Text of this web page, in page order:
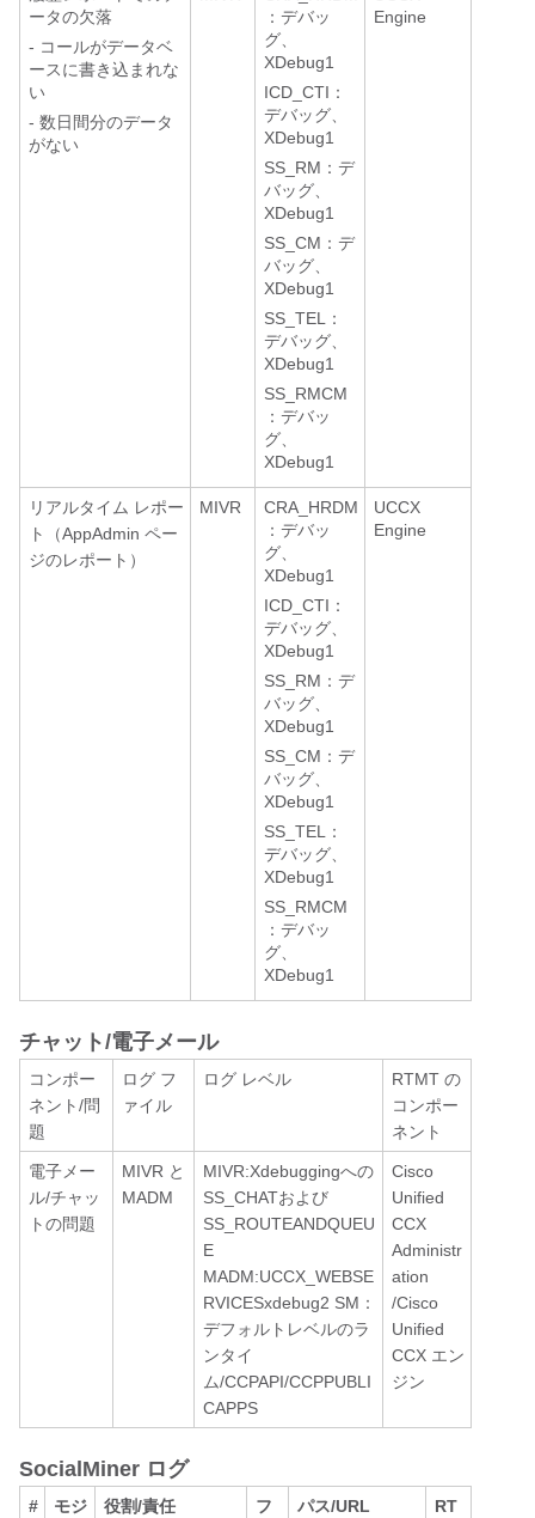
ータの欠落
- コールがデータベ
ースに書き込まれな
い
- 数日間分のデータ
がない
：デバッ
グ、
XDebug1
ICD_CTI：
デバッグ、
XDebug1
SS_RM：デ
バッグ、
XDebug1
SS_CM：デ
バッグ、
XDebug1
SS_TEL：
デバッグ、
XDebug1
SS_RMCM
：デバッ
グ、
XDebug1
Engine
リアルタイム レポー
ト（AppAdmin ペー
ジのレポート）
MIVR
CRA_HRDM
：デバッ
グ、
XDebug1
ICD_CTI：
デバッグ、
XDebug1
SS_RM：デ
バッグ、
XDebug1
SS_CM：デ
バッグ、
XDebug1
SS_TEL：
デバッグ、
XDebug1
SS_RMCM
：デバッ
グ、
XDebug1
UCCX
Engine
チャット/電子メール
コンポー
ネント/問
題
ログ フ
ァイル
ログ レベル
RTMT の
コンポー
ネント
電子メー
ル/チャッ
トの問題
MIVR と
MADM
MIVR:Xdebuggingへの
SS_CHATおよび
SS_ROUTEANDQUEU
E
MADM:UCCX_WEBSE
RVICESxdebug2 SM：
デフォルトレベルのラ
ンタイ
ム/CCPAPI/CCPPUBLI
CAPPS
Cisco
Unified
CCX
Administr
ation
/Cisco
Unified
CCX エン
ジン
SocialMiner ログ
#
モジ
役割/責任
フ
パス/URL
RT